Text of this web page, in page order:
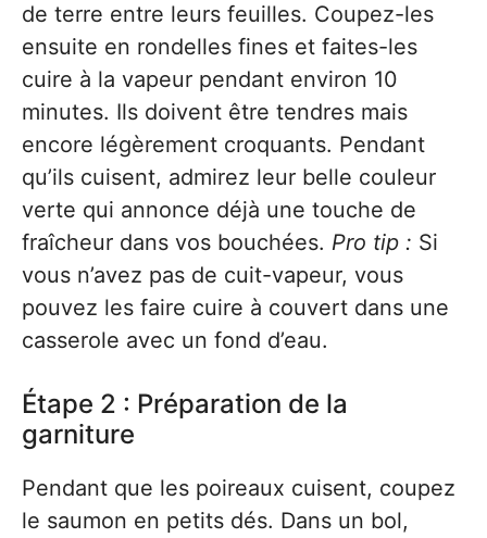
de terre entre leurs feuilles. Coupez-les
ensuite en rondelles fines et faites-les
cuire à la vapeur pendant environ 10
minutes. Ils doivent être tendres mais
encore légèrement croquants. Pendant
qu’ils cuisent, admirez leur belle couleur
verte qui annonce déjà une touche de
fraîcheur dans vos bouchées. Pro tip : Si
vous n’avez pas de cuit-vapeur, vous
pouvez les faire cuire à couvert dans une
casserole avec un fond d’eau.
Étape 2 : Préparation de la
garniture
Pendant que les poireaux cuisent, coupez
le saumon en petits dés. Dans un bol,